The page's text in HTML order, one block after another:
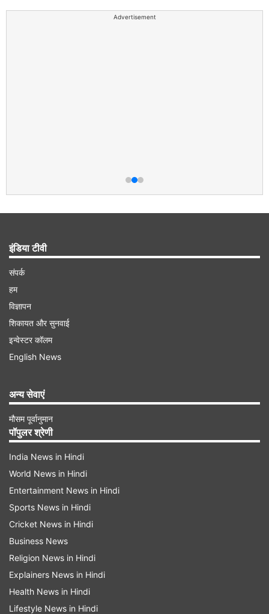
Advertisement
इंडिया टीवी
संपर्क
हम
विज्ञापन
शिकायत और सुनवाई
इन्वेस्टर कॉलम
English News
अन्य सेवाएं
मौसम पूर्वानुमान
पॉपुलर श्रेणी
India News in Hindi
World News in Hindi
Entertainment News in Hindi
Sports News in Hindi
Cricket News in Hindi
Business News
Religion News in Hindi
Explainers News in Hindi
Health News in Hindi
Lifestyle News in Hindi